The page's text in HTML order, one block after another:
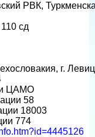
РВК,
сд
г.
ЦАМО
58
18003
774